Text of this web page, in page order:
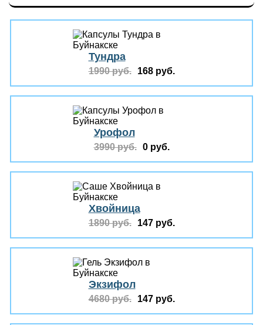
Тундра
1990 руб. 168 руб.
Урофол
3990 руб. 0 руб.
Хвойница
1890 руб. 147 руб.
Экзифол
4680 руб. 147 руб.